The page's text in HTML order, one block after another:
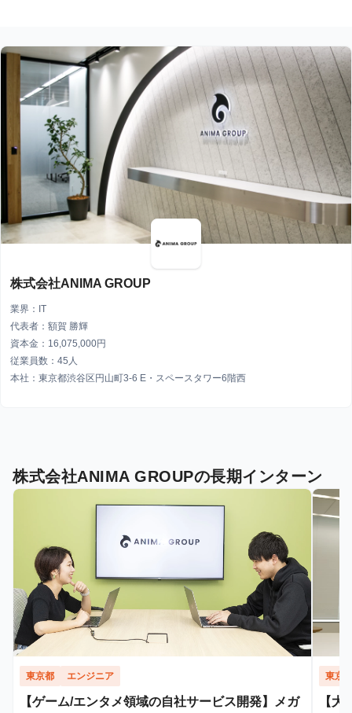
株式会社ANIMA GROUP
業界：IT
代表者：額賀 勝輝
資本金：16,075,000円
従業員数：45人
本社：東京都渋谷区円山町3-6 E・スペースタワー6階西
株式会社ANIMA GROUPの長期インターン
東京都 エンジニア
【ゲーム/エンタメ領域の自社サービス開発】メガ
東京
【